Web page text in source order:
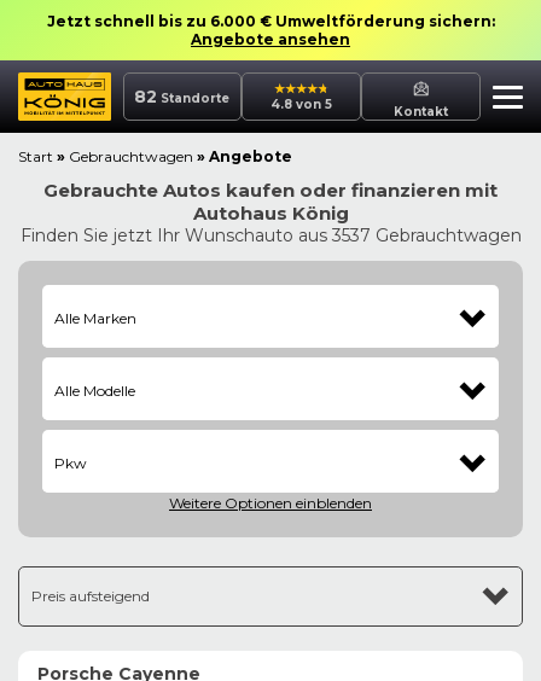
Jetzt schnell bis zu 6.000 € Umweltförderung sichern:
Angebote ansehen
82 Standorte 4.8 von 5 Kontakt
Start » Gebrauchtwagen » Angebote
Gebrauchte Autos kaufen oder finanzieren mit
Autohaus König
Finden Sie jetzt Ihr Wunschauto aus 3537 Gebrauchtwagen
Alle Marken
Alle Modelle
Pkw
Weitere Optionen einblenden
Preis aufsteigend
Porsche Cayenne